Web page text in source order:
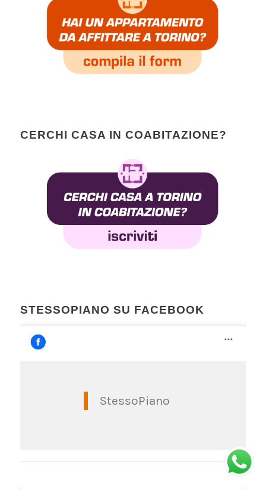
CERCHI CASA IN COABITAZIONE?
STESSOPIANO SU FACEBOOK
StessoPiano